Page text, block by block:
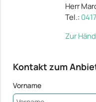
Herr
Tel.:
Zur
Kontakt zum
Vorname